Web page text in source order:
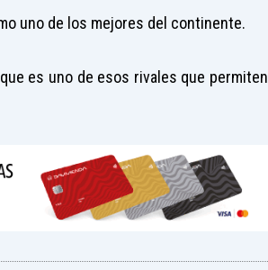
uno de los mejores del continente.
es uno de esos rivales que permiten